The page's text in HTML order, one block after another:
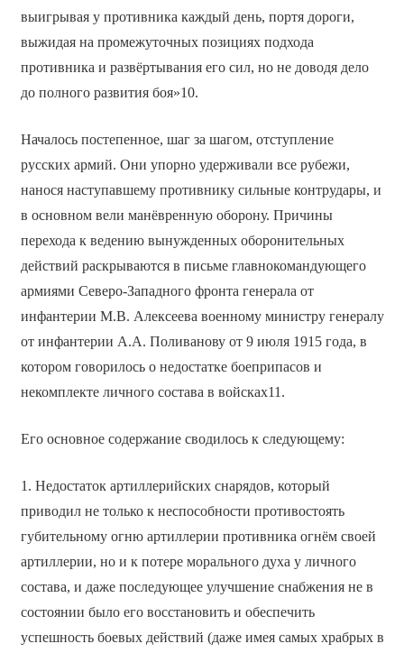
выигрывая у противника каждый день, портя дороги,
выжидая на промежуточных позициях подхода
противника и развёртывания его сил, но не доводя дело
до полного развития боя»10.
Началось постепенное, шаг за шагом, отступление
русских армий. Они упорно удерживали все рубежи,
нанося наступавшему противнику сильные контрудары, и
в основном вели манёвренную оборону. Причины
перехода к ведению вынужденных оборонительных
действий раскрываются в письме главнокомандующего
армиями Северо-Западного фронта генерала от
инфантерии М.В. Алексеева военному министру генералу
от инфантерии А.А. Поливанову от 9 июля 1915 года, в
котором говорилось о недостатке боеприпасов и
некомплекте личного состава в войсках11.
Его основное содержание сводилось к следующему:
1. Недостаток артиллерийских снарядов, который
приводил не только к неспособности противостоять
губительному огню артиллерии противника огнём своей
артиллерии, но и к потере морального духа у личного
состава, и даже последующее улучшение снабжения не в
состоянии было его восстановить и обеспечить
успешность боевых действий (даже имея самых храбрых в